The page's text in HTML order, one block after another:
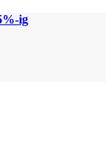
ig